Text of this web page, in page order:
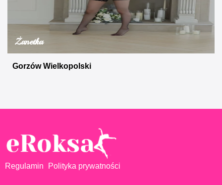
Żanetka
Gorzów Wielkopolski
Regulamin Polityka prywatności